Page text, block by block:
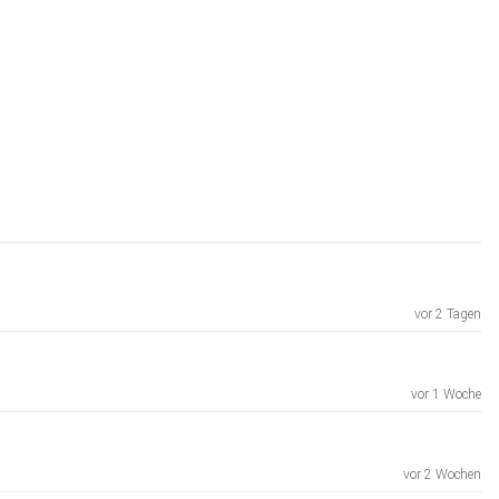
vor 2 Tagen
vor 1 Woche
vor 2 Wochen